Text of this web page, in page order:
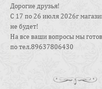
Дорогие друзья!
С 17 по 26 июля 2026г
не будет!
На все ваши вопросы мы
по тел.89637806430